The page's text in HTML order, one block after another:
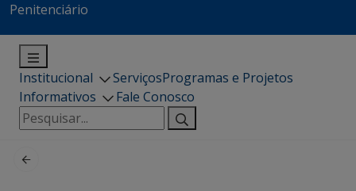
Penitenciário
Institucional ServiçosProgramas e Projetos
Informativos
Fale Conosco
Pesquisar
por: